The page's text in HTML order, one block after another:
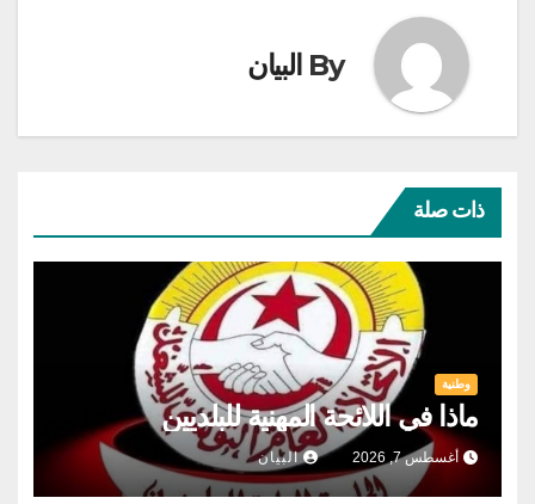
By البيان
ذات صلة
وطنية
ماذا في اللائحة المهنية للبلديين
أغسطس 7, 2026 البيان